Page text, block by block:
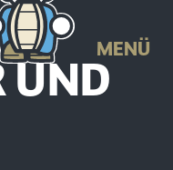
MENÜ
UND